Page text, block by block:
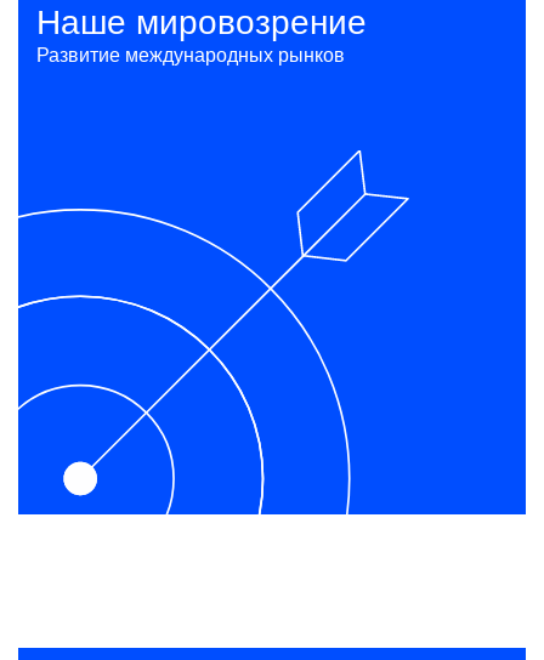
Наше мировозрение
Развитие международных рынков